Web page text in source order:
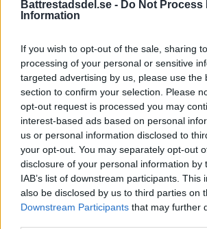
Battrestadsdel.se - Do Not Process
Information
If you wish to opt-out of the sale, sharing
processing of your personal or sensitive
targeted advertising by us, please use the
section to confirm your selection. Please
opt-out request is processed you may
interest-based ads based on personal
us or personal information disclosed to
your opt-out. You may separately opt-out
disclosure of your personal information by
IAB’s list of downstream participants. This
also be disclosed by us to third parties on
Downstream Participants that may further
Tid:
«Konstutställning på
Uppenbarelsekyrkan: Maria
Blank – vernissage
Lärkfors
Cappella»
Skapa